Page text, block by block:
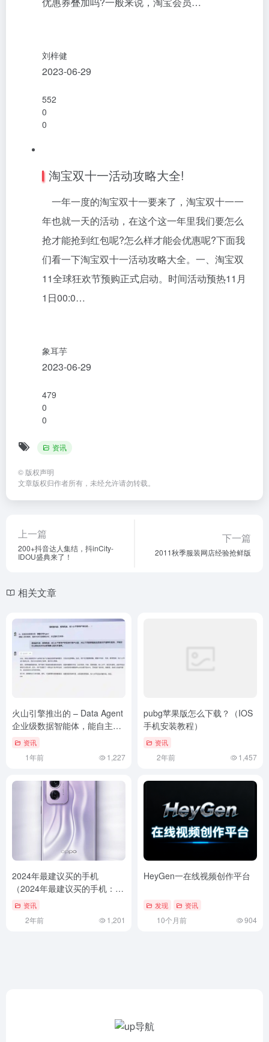
优惠券叠加吗?一般来说，淘宝会员…
刘梓健
2023-06-29
552
0
0
淘宝双十一活动攻略大全!
一年一度的淘宝双十一要来了，淘宝双十一一
年也就一天的活动，在这个这一年里我们要怎么
抢才能抢到红包呢?怎么样才能会优惠呢?下面我
们看一下淘宝双十一活动攻略大全。一、淘宝双
11全球狂欢节预购正式启动。时间活动预热11月
1日00:0…
象耳芋
2023-06-29
479
0
0
资讯
© 版权声明
文章版权归作者所有，未经允许请勿转载。
上一篇
200+抖音达人集结，抖inCity-
IDOU盛典来了！
下一篇
2011秋季服装网店经验抢鲜版
相关文章
火山引擎推出的 – Data Agent
企业级数据智能体，能自主思
考和策略制定。
资讯
1年前 1,227
pubg苹果版怎么下载？（IOS
手机安装教程）
资讯
2年前 1,457
2024年最建议买的手机
（2024年最建议买的手机：
OPPO Reno12 Pro，4000元
手机热销榜经典）2024年最建
资讯
2年前 1,201
HeyGen一在线视频创作平台
发现 资讯
10个月前 904